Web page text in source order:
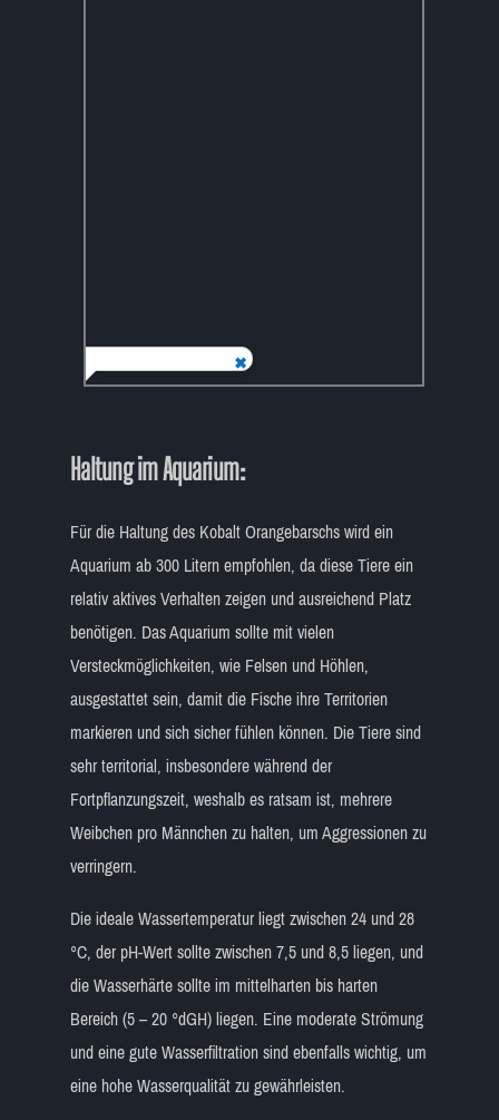
Haltung im Aquarium:
Für die Haltung des Kobalt Orangebarschs wird ein
Aquarium ab 300 Litern empfohlen, da diese Tiere ein
relativ aktives Verhalten zeigen und ausreichend Platz
benötigen. Das Aquarium sollte mit vielen
Versteckmöglichkeiten, wie Felsen und Höhlen,
ausgestattet sein, damit die Fische ihre Territorien
markieren und sich sicher fühlen können. Die Tiere sind
sehr territorial, insbesondere während der
Fortpflanzungszeit, weshalb es ratsam ist, mehrere
Weibchen pro Männchen zu halten, um Aggressionen zu
verringern.
Die ideale Wassertemperatur liegt zwischen 24 und 28
°C, der pH-Wert sollte zwischen 7,5 und 8,5 liegen, und
die Wasserhärte sollte im mittelharten bis harten
Bereich (5 – 20 °dGH) liegen. Eine moderate Strömung
und eine gute Wasserfiltration sind ebenfalls wichtig, um
eine hohe Wasserqualität zu gewährleisten.